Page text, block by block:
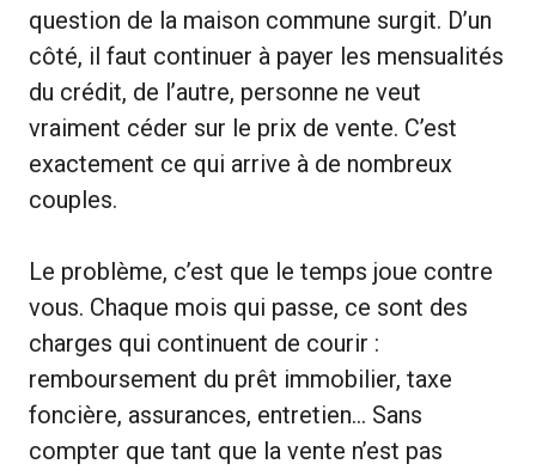
question de la maison commune surgit. D’un
côté, il faut continuer à payer les mensualités
du crédit, de l’autre, personne ne veut
vraiment céder sur le prix de vente. C’est
exactement ce qui arrive à de nombreux
couples.
Le problème, c’est que le temps joue contre
vous. Chaque mois qui passe, ce sont des
charges qui continuent de courir :
remboursement du prêt immobilier, taxe
foncière, assurances, entretien… Sans
compter que tant que la vente n’est pas